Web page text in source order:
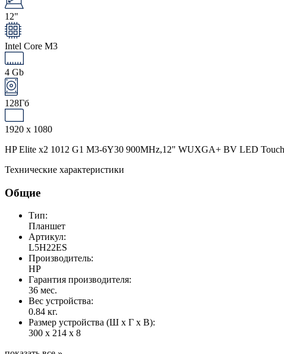
12"
Intel Core M3
4 Gb
128Гб
1920 x 1080
HP Elite x2 1012 G1 M3-6Y30 900MHz,12" WUXGA+ BV LED
Технические характеристики
Общие
Тип:
Планшет
Артикул:
L5H22ES
Производитель:
HP
Гарантия производителя:
36 мес.
Вес устройства:
0.84 кг.
Размер устройства (Ш x Г x В):
300 x 214 x 8